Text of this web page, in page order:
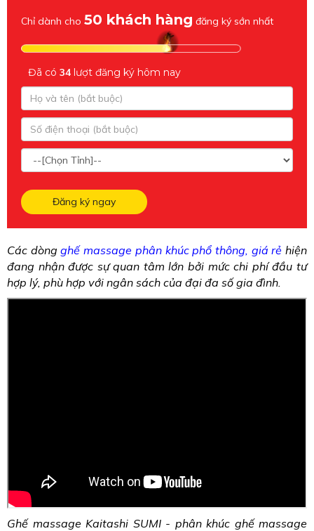
Chỉ dành cho 50 khách hàng đăng ký sớn nhất
Đã có 34 lượt đăng ký hôm nay
Đăng ký ngay
Các dòngghế massage phân khúc phổ thông, giá rẻ hiện
đang nhận được sự quan tâm lớn bởi mức chi phí đầu tư
hợp lý, phù hợp với ngân sách của đại đa số gia đình.
Ghế massage Kaitashi SUMI - phân khúc ghế massage